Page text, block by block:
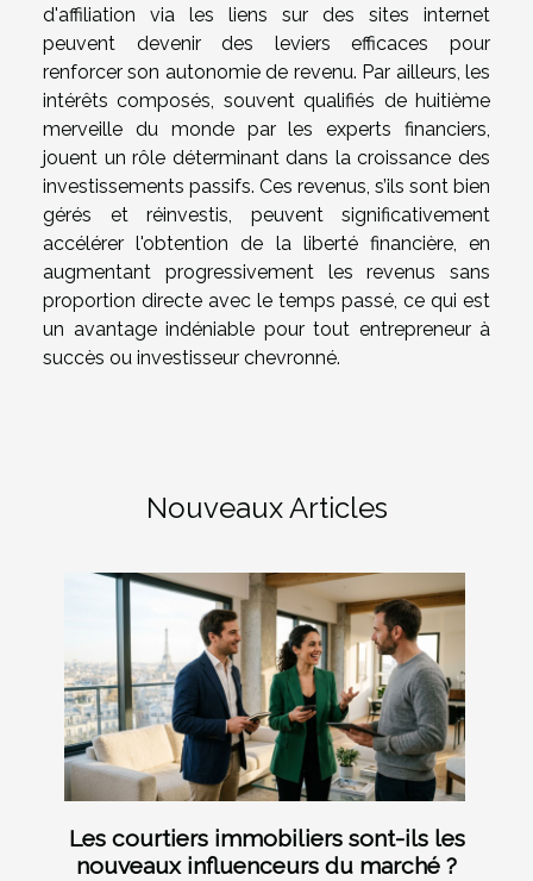
d'affiliation via les liens sur des sites internet
peuvent devenir des leviers efficaces pour
renforcer son autonomie de revenu. Par ailleurs, les
intérêts composés, souvent qualifiés de huitième
merveille du monde par les experts financiers,
jouent un rôle déterminant dans la croissance des
investissements passifs. Ces revenus, s’ils sont bien
gérés et réinvestis, peuvent significativement
accélérer l'obtention de la liberté financière, en
augmentant progressivement les revenus sans
proportion directe avec le temps passé, ce qui est
un avantage indéniable pour tout entrepreneur à
succès ou investisseur chevronné.
Nouveaux Articles
Les courtiers immobiliers sont-ils les
nouveaux influenceurs du marché ?